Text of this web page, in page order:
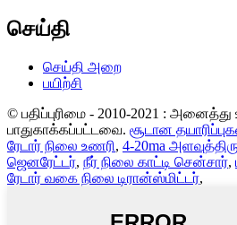
செய்தி
செய்தி அறை
பயிற்சி
© பதிப்புரிமை - 2010-2021 :
பாதுகாக்கப்பட்டவை. சூடான
ரேடார் நிலை உணரி, 4-20ma
ஜெனரேட்டர், நீர் நிலை காட்டி சென்சார்,
ரேடார் வகை நிலை டிரான்ஸ்மிட்டர்,